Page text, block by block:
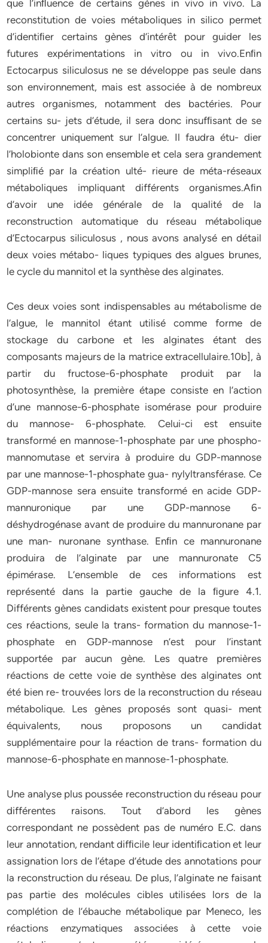
que l’inﬂuence de certains gènes in vivo in vivo. La
reconstitution de voies métaboliques in silico permet
d’identiﬁer certains gènes d’intérêt pour guider les
futures expérimentations in vitro ou in vivo.Enﬁn
Ectocarpus siliculosus ne se développe pas seule dans
son environnement, mais est associée à de nombreux
autres organismes, notamment des bactéries. Pour
certains su- jets d’étude, il sera donc insufﬁsant de se
concentrer uniquement sur l’algue. Il faudra étu- dier
l’holobionte dans son ensemble et cela sera grandement
simpliﬁé par la création ulté- rieure de méta-réseaux
métaboliques impliquant différents organismes.Aﬁn
d’avoir une idée générale de la qualité de la
reconstruction automatique du réseau métabolique
d’Ectocarpus siliculosus , nous avons analysé en détail
deux voies métabo- liques typiques des algues brunes,
le cycle du mannitol et la synthèse des alginates.
Ces deux voies sont indispensables au métabolisme de
l’algue, le mannitol étant utilisé comme forme de
stockage du carbone et les alginates étant des
composants majeurs de la matrice extracellulaire.10b], à
partir du fructose-6-phosphate produit par la
photosynthèse, la première étape consiste en l’action
d’une mannose-6-phosphate isomérase pour produire
du mannose- 6-phosphate. Celui-ci est ensuite
transformé en mannose-1-phosphate par une phospho-
mannomutase et servira à produire du GDP-mannose
par une mannose-1-phosphate gua- nylyltransférase. Ce
GDP-mannose sera ensuite transformé en acide GDP-
mannuronique par une GDP-mannose 6-
déshydrogénase avant de produire du mannuronane par
une man- nuronane synthase. Enﬁn ce mannuronane
produira de l’alginate par une mannuronate C5
épimérase. L’ensemble de ces informations est
représenté dans la partie gauche de la ﬁgure 4.1.
Différents gènes candidats existent pour presque toutes
ces réactions, seule la trans- formation du mannose-1-
phosphate en GDP-mannose n’est pour l’instant
supportée par aucun gène. Les quatre premières
réactions de cette voie de synthèse des alginates ont
été bien re- trouvées lors de la reconstruction du réseau
métabolique. Les gènes proposés sont quasi- ment
équivalents, nous proposons un candidat
supplémentaire pour la réaction de trans- formation du
mannose-6-phosphate en mannose-1-phosphate.
Une analyse plus poussée reconstruction du réseau pour
différentes raisons. Tout d’abord les gènes
correspondant ne possèdent pas de numéro E.C. dans
leur annotation, rendant difﬁcile leur identiﬁcation et leur
assignation lors de l’étape d’étude des annotations pour
la reconstruction du réseau. De plus, l’alginate ne faisant
pas partie des molécules cibles utilisées lors de la
complétion de l’ébauche métabolique par Meneco, les
réactions enzymatiques associées à cette voie